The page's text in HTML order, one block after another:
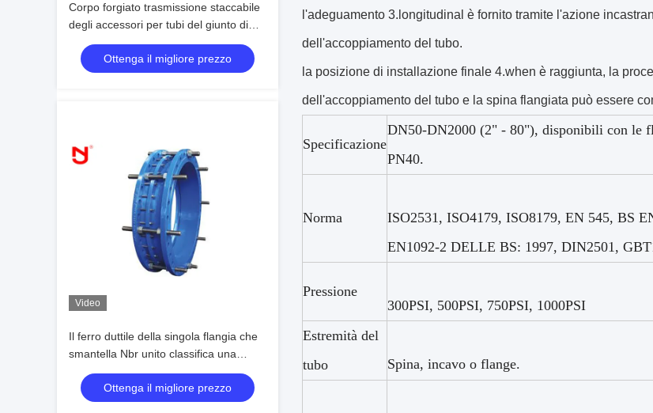
Corpo forgiato trasmissione staccabile
degli accessori per tubi del giunto di
dilatazione del ghisa
Ottenga il migliore prezzo
Video
Il ferro duttile della singola flangia che
smantella Nbr unito classifica una
pittura del bitume della guarnizione
Ottenga il migliore prezzo
l'adeguamento 3.longitudinal è fornito tramite l'azione
dell'accoppiamento del tubo.
la posizione di installazione finale 4.when è raggiunta, la
dell'accoppiamento del tubo e la spina flangiata può essere
Specificazione
DN50-DN2000 (2" - 80"), disponibili con le
PN40.
Norma
ISO2531, ISO4179, ISO8179, EN 545, BS
EN1092-2 DELLE BS: 1997, DIN2501,
Pressione
300PSI, 500PSI, 750PSI, 1000PSI
Estremità del
tubo
Spina, incavo o flange.